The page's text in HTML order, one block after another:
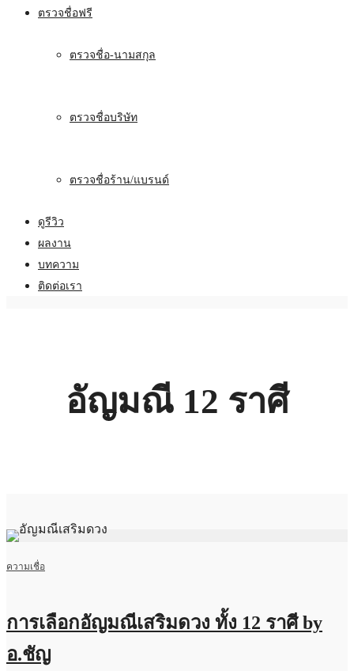
ตรวจชื่อฟรี
ตรวจชื่อ-นามสกุล
ตรวจชื่อบริษัท
ตรวจชื่อร้าน/แบรนด์
ดูรีวิว
ผลงาน
บทความ
ติดต่อเรา
อัญมณี 12 ราศี
ความเชื่อ
การเลือกอัญมณีเสริมดวง ทั้ง 12 ราศี by
อ.ชัญ